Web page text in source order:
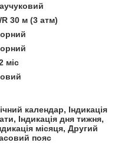
30 м (3 атм)
міс
календар, Індикація
Індикація дня тижня,
місяця, Другий
пояс